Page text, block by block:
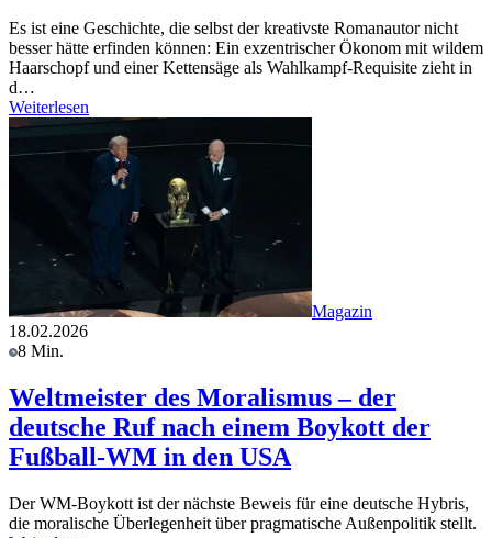
Es ist eine Geschichte, die selbst der kreativste Romanautor nicht
besser hätte erfinden können: Ein exzentrischer Ökonom mit wildem
Haarschopf und einer Kettensäge als Wahlkampf-Requisite zieht in
d…
Weiterlesen
Magazin
18.02.2026
8 Min.
Weltmeister des Moralismus – der
deutsche Ruf nach einem Boykott der
Fußball-WM in den USA
Der WM-Boykott ist der nächste Beweis für eine deutsche Hybris,
die moralische Überlegenheit über pragmatische Außenpolitik stellt.